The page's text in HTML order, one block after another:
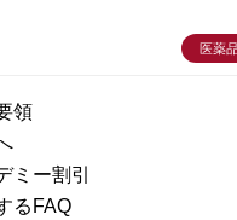
医薬
領
ミー割引
るFAQ